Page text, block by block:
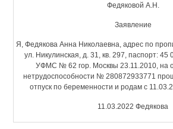
Федяковой А.Н.
Заявление
Я, Федякова Анна Николаевна, адрес по
ул. Никулинская, д. 31, кв. 297, паспорт:
УФМС № 62 гор. Москвы 23.11.2010, на
нетрудоспособности № 280872933771
отпуск по беременности и родам с
11.03.2022 Федякова